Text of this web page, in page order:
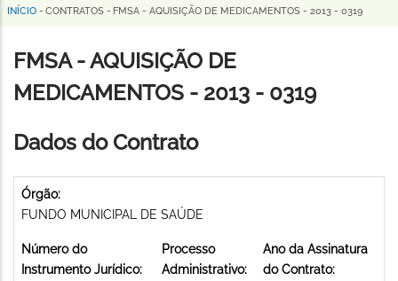
Horizonte
Trilha
de
navegação
INÍCIO - CONTRATOS - FMSA - AQUISIÇÃO DE MEDICAMENTOS - 2013 - 0319
FMSA - AQUISIÇÃO DE
MEDICAMENTOS - 2013 - 0319
Dados do Contrato
Órgão:
FUNDO MUNICIPAL DE SAÚDE
Número do
Instrumento Jurídico:
Processo
Administrativo:
Ano da Assinatura
do Contrato: